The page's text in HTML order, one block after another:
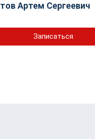
Артем Сергеевич
Записаться